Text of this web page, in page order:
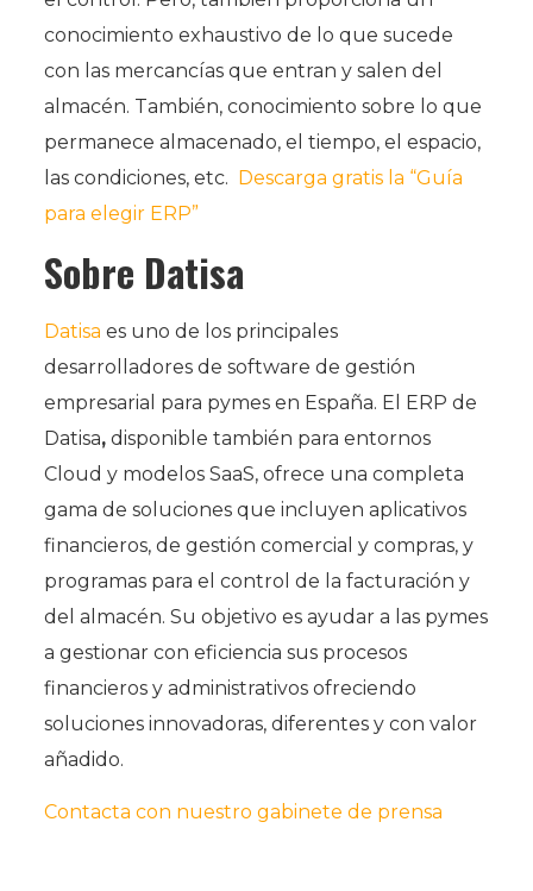
conocimiento exhaustivo de lo que sucede
con las mercancías que entran y salen del
almacén. También, conocimiento sobre lo que
permanece almacenado, el tiempo, el espacio,
las condiciones, etc.
Descarga gratis la “Guía
para elegir ERP”
Sobre Datisa
Datisa es uno de los principales
desarrolladores de software de gestión
empresarial para pymes en España. El ERP de
Datisa, disponible también para entornos
Cloud y modelos SaaS, ofrece una completa
gama de soluciones que incluyen aplicativos
financieros, de gestión comercial y compras, y
programas para el control de la facturación y
del almacén. Su objetivo es ayudar a las pymes
a gestionar con eficiencia sus procesos
financieros y administrativos ofreciendo
soluciones innovadoras, diferentes y con valor
añadido.
Contacta con nuestro gabinete de prensa